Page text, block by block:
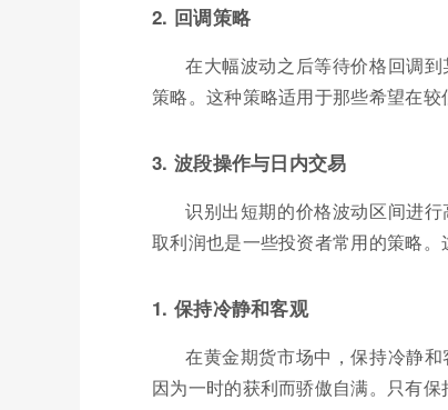
2. 回调策略
在大幅波动之后等待价格回调
策略。这种策略适用于那些希望在较
3. 波段操作与日内交易
识别出短期的价格波动区间进
取利润也是一些投资者常用的策略。
1. 保持冷静和客观
在黄金期货市场中，保持冷静
因为一时的获利而骄傲自满。只有保